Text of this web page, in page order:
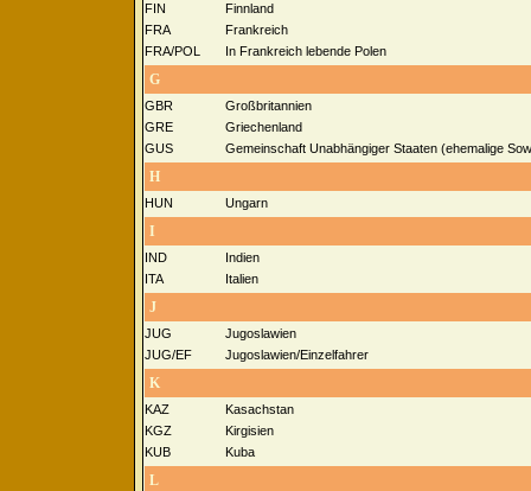
FIN
Finnland
FRA
Frankreich
FRA/POL
In Frankreich lebende Polen
G
GBR
Großbritannien
GRE
Griechenland
GUS
Gemeinschaft Unabhängiger Staaten (ehemalige
H
HUN Ungarn
I
IND
Indien
ITA
Italien
J
JUG
Jugoslawien
JUG/EF
Jugoslawien/Einzelfahrer
K
KAZ
Kasachstan
KGZ
Kirgisien
KUB
Kuba
L